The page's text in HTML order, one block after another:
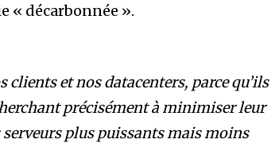
« décarbonnée ».
et nos datacenters, parce qu’ils
précisément à minimiser leur
plus puissants mais moins